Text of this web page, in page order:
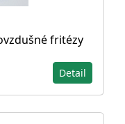
fritézy
Detail